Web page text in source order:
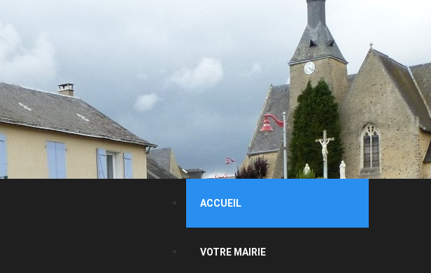
ACCUEIL
VOTRE MAIRIE